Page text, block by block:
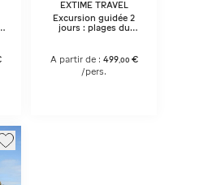
EXTIME TRAVEL
Excursion guidée 2
jours : plages du
Michel depuis Paris
A partir de : 499, 00 €
/pers.